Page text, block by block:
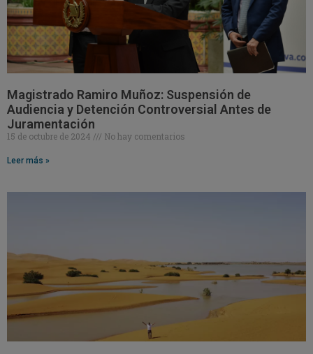
Magistrado Ramiro Muñoz: Suspensión de
Audiencia y Detención Controversial Antes de
Juramentación
15 de octubre de 2024 No hay comentarios
Leer más »